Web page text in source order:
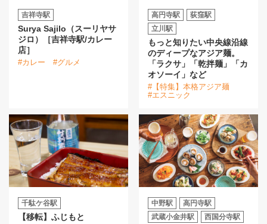
吉祥寺駅
Surya Sajilo（スーリヤサ
ジロ）［吉祥寺駅/カレー
店］
#カレー #グルメ
高円寺駅
荻窪駅
立川駅
もっと知りたい中央線沿線
のディープなアジア麺。
「ラクサ」「乾拌麺」「カ
オソーイ」など
#【特集】本格アジア麺
#エスニック
千駄ケ谷駅
【移転】ふじもと
中野駅
高円寺駅
武蔵小金井駅
西国分寺駅